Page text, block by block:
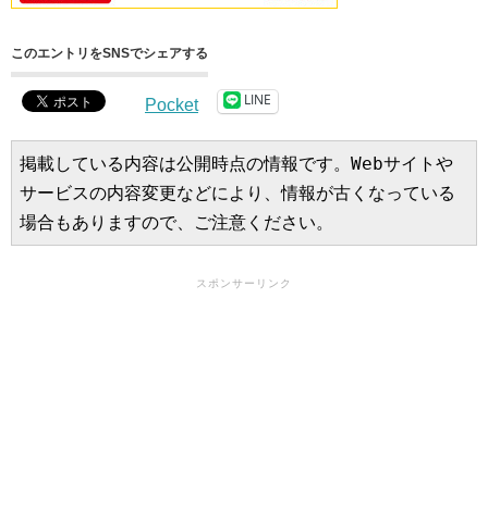
このエントリをSNSでシェアする
Pocket LINE
掲載している内容は公開時点の情報です。Webサイトや
サービスの内容変更などにより、情報が古くなっている
場合もありますので、ご注意ください。
スポンサーリンク